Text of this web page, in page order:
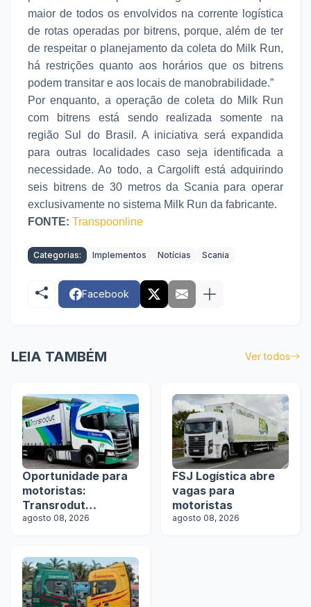
maior de todos os envolvidos na corrente logística
de rotas operadas por bitrens, porque, além de ter
de respeitar o planejamento da coleta do Milk Run,
há restrições quanto aos horários que os bitrens
podem transitar e aos locais de manobrabilidade.”
Por enquanto, a operação de coleta do Milk Run
com bitrens está sendo realizada somente na
região Sul do Brasil. A iniciativa será expandida
para outras localidades caso seja identificada a
necessidade. Ao todo, a Cargolift está adquirindo
seis bitrens de 30 metros da Scania para operar
exclusivamente no sistema Milk Run da fabricante.
FONTE: Transpoonline
Categorias: Implementos Notícias Scania
Facebook
LEIA TAMBÉM Ver todos
Oportunidade para
motoristas:
Transrodut
Transportes abre
agosto 08, 2026
FSJ Logística abre
vagas para
motoristas
agosto 08, 2026